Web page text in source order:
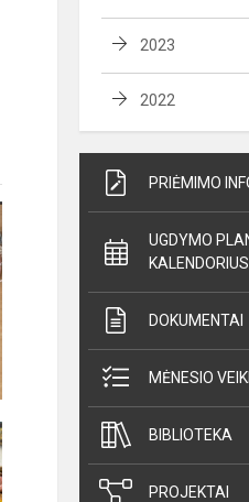
2023
2022
PRIĖMIMO
UGDYMO
KALENDORIUS
DOKUMENTAI
MĖNESIO
BIBLIOTEKA
PROJEKTAI